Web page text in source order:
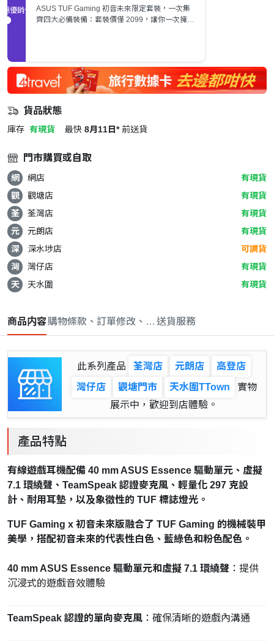
促銷優惠
ASUS TUF Gaming 初音未來限定套裝，一次集
齊四大必備裝備：套裝價僅 2099，讓你一次擁有
貨品狀態
庫存 有現貨 最快 8月11日* 前送貨
門市購買或自取
網 網店
有現貨
觀
觀塘店
有現貨
荃
荃灣店
有現貨
元
元朗店
有現貨
深
深水埗店
可調貨
灣
灣仔店
有現貨
天
天水圍 有現貨
商品内容購物條款、訂單修改、取消與退款政策
送貨服務
此系列產品 荃灣店 元朗店
高登店
灣仔店
觀塘門市 天水圍TTown
實物
展示中，歡迎到店體驗。
產品特點
有線遊戲耳機配備 40 mm ASUS Essence 驅動單元、虛擬
7.1 環繞聲、TeamSpeak 認證麥克風、輕量化 297 克設
計、耐用耳墊，以及象徵性的 TUF 標誌燈光。
TUF Gaming x 初音未來版融合了 TUF Gaming 的機械裝甲
美學，搭配初音未來的代表性白色、藍綠色和粉色配色。
40 mm ASUS Essence 驅動單元和虛擬 7.1 環繞聲 ：提供
沉浸式的遊戲音效體驗
TeamSpeak 認證的單向麥克風 ：確保清晰的遊戲內溝通